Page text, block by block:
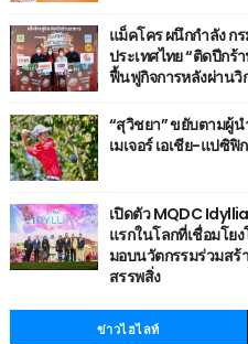
แม็คโคร ผนึกกำลัง ก
ประเทศไทย “ติดปีกร้
ฟื้นฟูกิจการหลังผ่านวิ
“สุวิชยา” ขยับตามผู้น
เมเจอร์ เอเชีย-แปซิฟิ
เปิดตัว MQDC
แรกในโลกที่เชื่อมโย
มอบนวัตกรรมร่วมสร้
สรรพสิ่ง
ข่าวไฮไลท์